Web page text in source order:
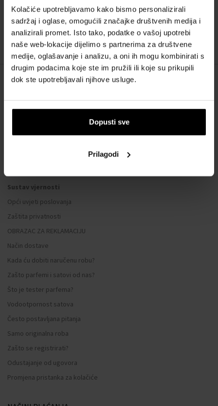
Kolačiće upotrebljavamo kako bismo personalizirali
sadržaj i oglase, omogućili značajke društvenih medija i
analizirali promet. Isto tako, podatke o vašoj upotrebi
naše web-lokacije dijelimo s partnerima za društvene
medije, oglašavanje i analizu, a oni ih mogu kombinirati s
drugim podacima koje ste im pružili ili koje su prikupili
dok ste upotrebljavali njihove usluge.
Dopusti sve
Prilagodi
:
1
O nama
Kontakt
Sustav vjernosti
Opći uvjeti poslovanja
Zaštita privatnosti
OBRAZAC ZA REKLAMACIJU
Način dostave
Kada ću dobiti naručenu robu?
Zašto parfemi i satovi od nas?
Što je tester parfema?
Vodootpornost satova
Često postavljana pitanja
Samo originalna roba
Zašto se registrirati?
Odustajanje od ugovora
Promjena pristanka za kolačiće